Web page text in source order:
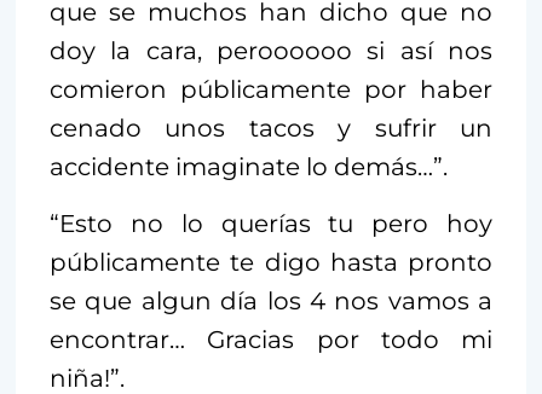
que se muchos han dicho que no
doy la cara, peroooooo si así nos
comieron públicamente por haber
cenado unos tacos y sufrir un
accidente imaginate lo demás…”.
“Esto no lo querías tu pero hoy
públicamente te digo hasta pronto
se que algun día los 4 nos vamos a
encontrar… Gracias por todo mi
niña!”.